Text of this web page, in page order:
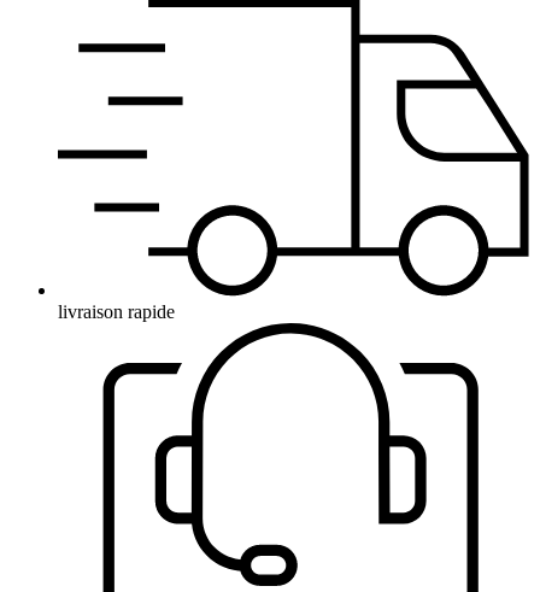
livraison rapide